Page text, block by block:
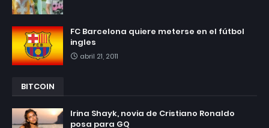
FC Barcelona quiere meterse en el fútbol
ingles
abril 21, 2011
BITCOIN
Irina Shayk, novia de Cristiano Ronaldo
posa para GQ